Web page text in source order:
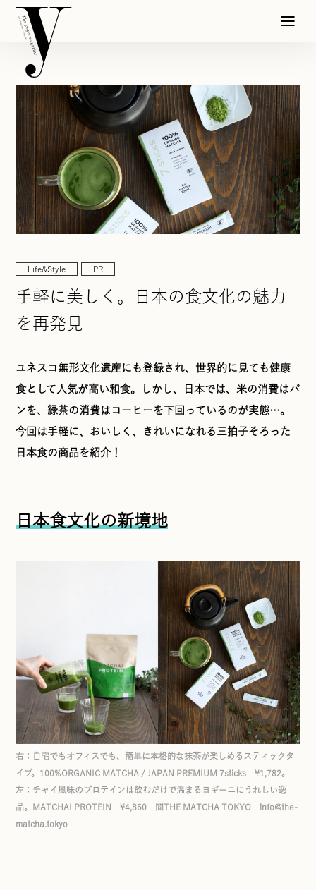
Life&Style PR
手軽に美しく。日本の食文化の魅力
を再発見
ユネスコ無形文化遺産にも登録され、世界的に見ても健康
食として人気が高い和食。しかし、日本では、米の消費はパ
ンを、緑茶の消費はコーヒーを下回っているのが実態…。
今回は手軽に、おいしく、きれいになれる三拍子そろった
日本食の商品を紹介！
日本食文化の新境地
右：自宅でもオフィスでも、簡単に本格的な抹茶が楽しめるスティックタ
イプ。100%ORGANIC MATCHA / JAPAN PREMIUM 7sticks ¥1,782。
左：チャイ風味のプロテインは飲むだけで温まるヨギーニにうれしい逸
品。MATCHAI PROTEIN ¥4,860 問THE MATCHA TOKYO info@the-
matcha.tokyo